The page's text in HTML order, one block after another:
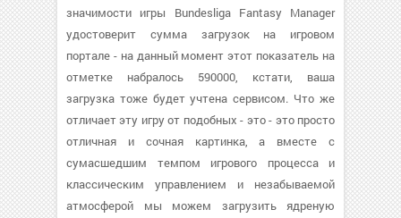
значимости игры Bundesliga Fantasy Manager
удостоверит сумма загрузок на игровом
портале - на данный момент этот показатель на
отметке набралось 590000, кстати, ваша
загрузка тоже будет учтена сервисом. Что же
отличает эту игру от подобных - это - это просто
отличная и сочная картинка, а вместе с
сумасшедшим темпом игрового процесса и
классическим управлением и незабываемой
атмосферой мы можем загрузить ядреную